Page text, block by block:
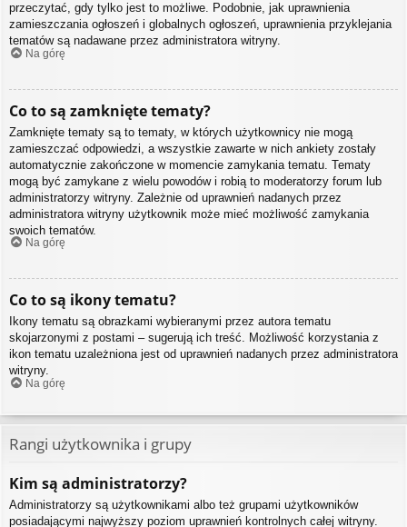
przeczytać, gdy tylko jest to możliwe. Podobnie, jak uprawnienia
zamieszczania ogłoszeń i globalnych ogłoszeń, uprawnienia przyklejania
tematów są nadawane przez administratora witryny.
Na górę
Co to są zamknięte tematy?
Zamknięte tematy są to tematy, w których użytkownicy nie mogą
zamieszczać odpowiedzi, a wszystkie zawarte w nich ankiety zostały
automatycznie zakończone w momencie zamykania tematu. Tematy
mogą być zamykane z wielu powodów i robią to moderatorzy forum lub
administratorzy witryny. Zależnie od uprawnień nadanych przez
administratora witryny użytkownik może mieć możliwość zamykania
swoich tematów.
Na górę
Co to są ikony tematu?
Ikony tematu są obrazkami wybieranymi przez autora tematu
skojarzonymi z postami – sugerują ich treść. Możliwość korzystania z
ikon tematu uzależniona jest od uprawnień nadanych przez administratora
witryny.
Na górę
Rangi użytkownika i grupy
Kim są administratorzy?
Administratorzy są użytkownikami albo też grupami użytkowników
posiadającymi najwyższy poziom uprawnień kontrolnych całej witryny.